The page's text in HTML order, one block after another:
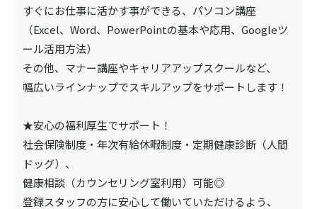
すぐにお仕事に活かす事ができる、パソコン講座
（Excel、Word、PowerPointの基本や応用、Googleツ
ール活用方法）
その他、マナー講座やキャリアアップスクールなど、
幅広いラインナップでスキルアップをサポートします！
★安心の福利厚生でサポート！
社会保険制度・年次有給休暇制度・定期健康診断（人間
ドッグ）、
健康相談（カウンセリング室利用）可能◎
登録スタッフの方に安心して働いていただけるよう、